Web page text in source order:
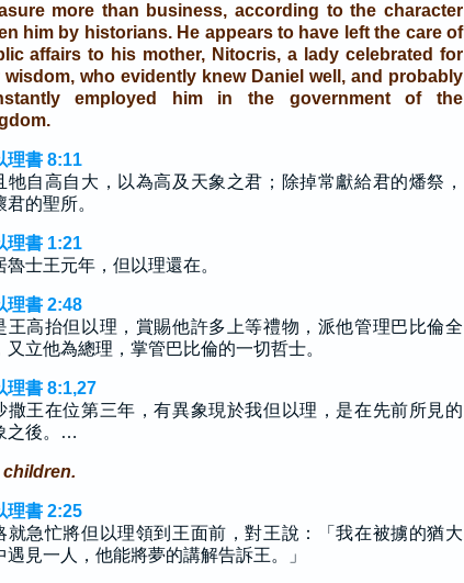
more than business, according to the character
him by historians. He appears to have left the care of
affairs to his mother, Nitocris, a lady celebrated for
wisdom, who evidently knew Daniel well, and probably
employed him in the government of the
理書 8:11
牠自高自大，以為高及天象之君；除掉常獻給君的燔祭，
君的聖所。
理書 1:21
魯士王元年，但以理還在。
理書 2:48
王高抬但以理，賞賜他許多上等禮物，派他管理巴比倫全
又立他為總理，掌管巴比倫的一切哲士。
理書 8:1,27
撒王在位第三年，有異象現於我但以理，是在先前所見的
之後。…
children.
理書 2:25
就急忙將但以理領到王面前，對王說：「我在被擄的猶大
遇見一人，他能將夢的講解告訴王。」